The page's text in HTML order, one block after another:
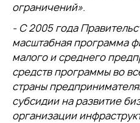
ограничений».
- С 2005 года
масштабная программа
малого и среднего
средств программы во
страны
субсидии на развитие
организации